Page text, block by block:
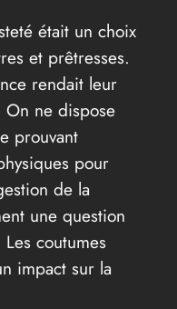
était un choix
et prêtresses.
rendait leur
ne dispose
prouvant
pour
de la
une question
coutumes
impact sur la